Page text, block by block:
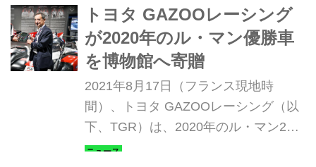
トヨタ GAZOOレーシング
が2020年のル・マン優勝車
を博物館へ寄贈
2021年8月17日（フランス現地時
間）、トヨタ GAZOOレーシング（以
下、TGR）は、2020年のル・マン24
時間レースで優勝したマシン、TS050